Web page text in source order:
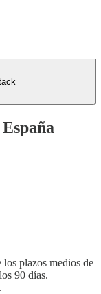
plazos medios de
90 días.